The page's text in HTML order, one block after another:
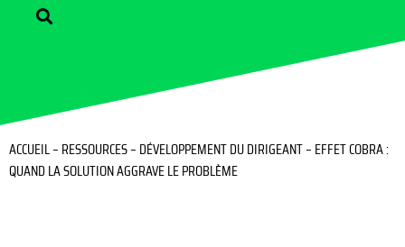
ACCUEIL– RESSOURCES– DÉVELOPPEMENT DU DIRIGEANT– EFFET COBRA :
QUAND LA SOLUTION AGGRAVE LE PROBLÈME